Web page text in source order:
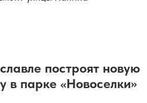
построят новую
в парке «Новоселки»